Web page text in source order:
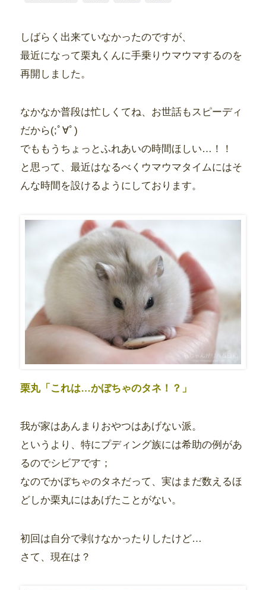
しばらく出来ていなかったのですが、
最近になって栗丸くんに手乗りウマウマするのを
再開しました。
なかなか普段は忙しくてね、お世話もスピーディ
だから(;ﾟ∀ﾟ)
でももうちょっとふれあいの時間ほしい…！！
と思って、最近はなるべくウマウマタイムにはそ
んな時間を設けるようにしております。
栗丸「これは…かぼちゃのタネ！？」
我が家はあんまりおやつはあげない派。
というより、特にプディング族には希助の例があ
るのでシビアです；
なのでかぼちゃのタネだって、実はまだ数えるほ
どしか栗丸にはあげたことがない。
初回は自分で剥けなかったりしたけど…
さて、現在は？